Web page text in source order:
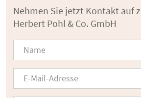
Nehmen Sie jetzt Kontakt auf
Herbert Pohl & Co. GmbH